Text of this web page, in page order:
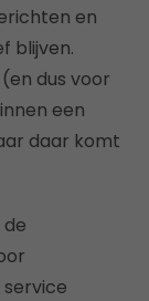
en
blijven.
dus voor
een
daar komt